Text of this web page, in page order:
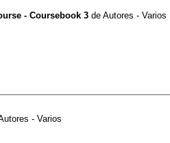
- Coursebook 3 de Autores - Varios
- Varios